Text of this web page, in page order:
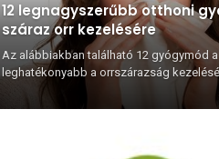
12 legnagyszerűbb otthoni
száraz orr kezelésére
Az alábbiakban található 12 gyógymód a
leghatékonyabb a orrszárazság